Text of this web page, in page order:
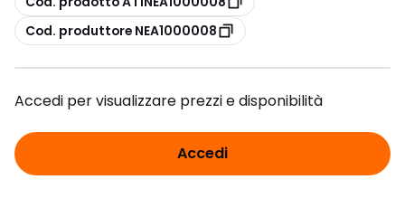
copia
Cod. produttore NEA1000008
Accedi per visualizzare prezzi e disponibilità
Accedi